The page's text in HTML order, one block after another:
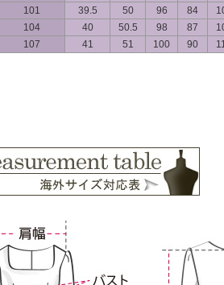
101 39.5 50 96 84
104 40 50.5 98 87
107 41 51 100 90